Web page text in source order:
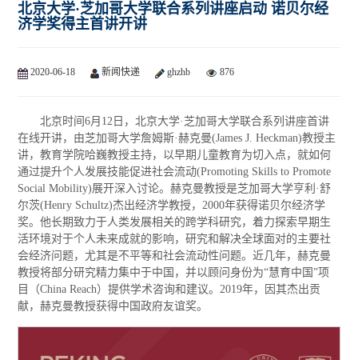
北京大学·芝加哥大学联合系列讲座启动 诺贝尔经
济学奖得主首讲开讲
2020-06-18 新闻快递 ghzhb 876
北京时间6月12日，北京大学·芝加哥大学联合系列讲座首讲
在线开讲，由芝加哥大学詹姆斯·赫克曼(James J. Heckman)教授主
讲，教育学院哈巍教授主持，以早期儿童教育为切入点，就如何
通过提升个人发展技能促进社会流动(Promoting Skills to Promote
Social Mobility)展开深入讨论。赫克曼教授是芝加哥大学亨利·舒
尔茨(Henry Schultz)杰出经济学教授，2000年获得诺贝尔经济学
奖。他长期致力于人类发展相关的跨学科研究，着力探索早期生
活环境对于个人未来成就的影响，研究和解决全球面对的主要社
会经济问题，尤其是不平等和社会流动性问题。近几年，赫克曼
教授将部分研究精力集中于中国，并以顾问身份为“慧育中国”项
目（China Reach）提供学术咨询和建议。2019年，因其杰出贡
献，赫克曼教授获得中国政府友谊奖。